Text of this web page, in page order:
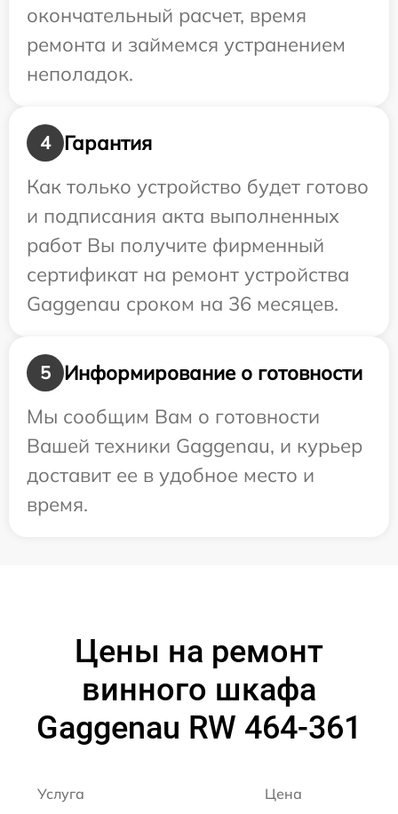
окончательный расчет, время
ремонта и займемся устранением
неполадок.
4
Гарантия
Как только устройство будет готово
и подписания акта выполненных
работ Вы получите фирменный
сертификат на ремонт устройства
Gaggenau сроком на 36 месяцев.
5
Информирование о готовности
Мы сообщим Вам о готовности
Вашей техники Gaggenau, и курьер
доставит ее в удобное место и
время.
Цены на ремонт
винного шкафа
Gaggenau RW 464-361
Услуга Цена